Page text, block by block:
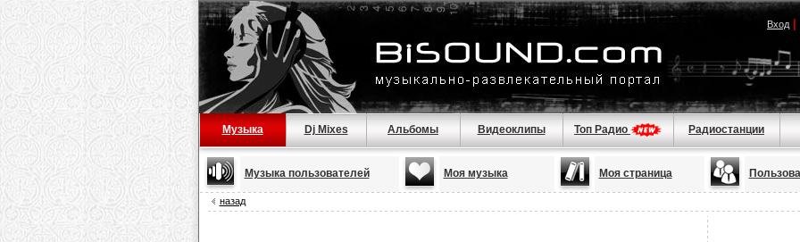
Вход|
Музыка Dj Mixes Альбомы Видеоклипы Топ Радио Радиостанции
Музыка пользователей Моя музыка Моя страница
назад